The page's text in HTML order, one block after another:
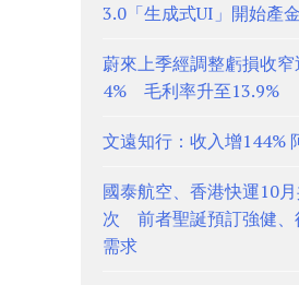
3.0「生成式UI」開始產
蔚來上季經調整虧損收
4% 毛利率升至13.9%
文遠知行：收入增144%
國泰航空、香港快運10
次 前者聖誕預訂強健、
需求